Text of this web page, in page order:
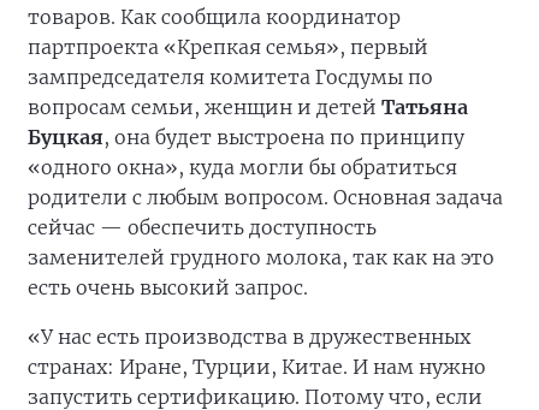
товаров. Как сообщила координатор
партпроекта «Крепкая семья», первый
зампредседателя комитета Госдумы по
вопросам семьи, женщин и детей Татьяна
Буцкая, она будет выстроена по принципу
«одного окна», куда могли бы обратиться
родители с любым вопросом. Основная задача
сейчас — обеспечить доступность
заменителей грудного молока, так как на это
есть очень высокий запрос.
«У нас есть производства в дружественных
странах: Иране, Турции, Китае. И нам нужно
запустить сертификацию. Потому что, если